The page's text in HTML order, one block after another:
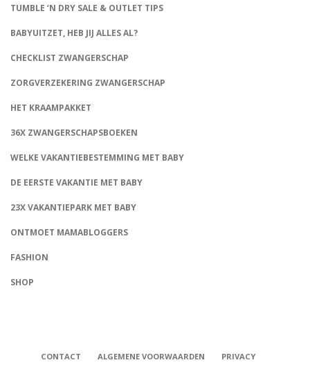
TUMBLE ‘N DRY SALE & OUTLET TIPS
BABYUITZET, HEB JIJ ALLES AL?
CHECKLIST ZWANGERSCHAP
ZORGVERZEKERING ZWANGERSCHAP
HET KRAAMPAKKET
36X ZWANGERSCHAPSBOEKEN
WELKE VAKANTIEBESTEMMING MET BABY
DE EERSTE VAKANTIE MET BABY
23X VAKANTIEPARK MET BABY
ONTMOET MAMABLOGGERS
FASHION
SHOP
CONTACT ALGEMENE VOORWAARDEN
PRIVACY